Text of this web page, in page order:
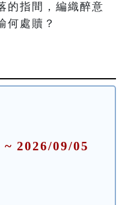
的指間，編織醉意
何處贖？
2026/09/05